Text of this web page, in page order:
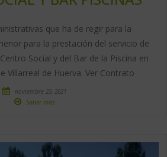
que ha de regir para la
para la prestación del servicio de
Social y del Bar de la Piscina en
Villarreal de Huerva. Ver Contrato
noviembre 23, 2021
Saber más